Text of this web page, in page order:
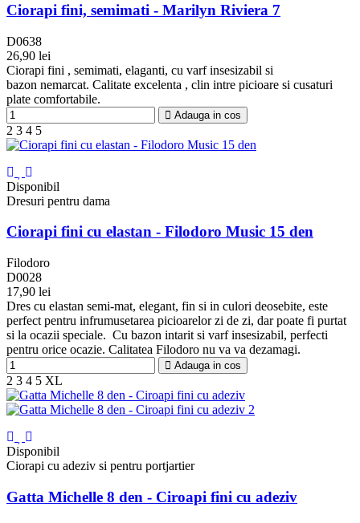
Ciorapi fini, semimati - Marilyn Riviera 7
D0638
26,90 lei
Alb
Negru
Beige
Vizone
Pudre
Marilyn
Ciorapi fini , semimati, elaganti, cu varf insesizabil si
bazon nemarcat. Calitate excelenta , clin intre picioare si cusaturi
plate comfortabile.
Adauga in cos
2 3 4 5
Disponibil
Dresuri pentru dama
Ciorapi fini cu elastan - Filodoro Music 15 den
Filodoro
D0028
17,90 lei
Negru
Bronz
Glace
Nuage
Nuciola
Platino
Blu
Corallo
Grigio
Topo
Dres cu elastan semi-mat, elegant, fin si in culori deosebite, este
perfect pentru infrumusetarea picioarelor zi de zi, dar poate fi purtat
si la ocazii speciale. Cu bazon intarit si varf insesizabil, perfecti
pentru orice ocazie. Calitatea Filodoro nu va va dezamagi.
Adauga in cos
2 3 4 5 XL
Disponibil
Ciorapi cu adeziv si pentru portjartier
Gatta Michelle 8 den - Ciroapi fini cu adeziv